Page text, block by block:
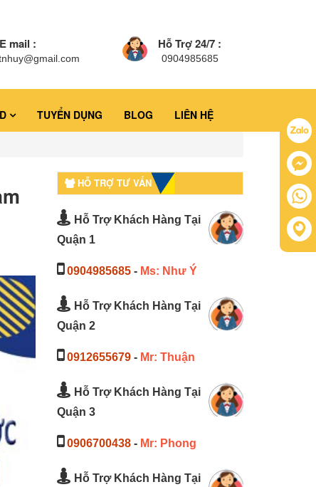
E mail : Hỗ Trợ 24/7 :
0904985685
TUYỂN DỤNG BLOG LIÊN HỆ
HỖ TRỢ TƯ VẤN
Hỗ Trợ Khách Hàng Tại
Quận 1
0904985685- Ms: Như Ý
Hỗ Trợ Khách Hàng Tại
Quận 2
0912655679- Mr: Thuận
Hỗ Trợ Khách Hàng Tại
Quận 3
0906700438- Mr: Phong
Hỗ Trợ Khách Hàng Tại